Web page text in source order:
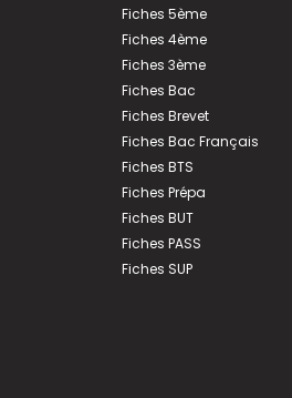
Fiches 5ème
Fiches 4ème
Fiches 3ème
Fiches Bac
Fiches Brevet
Fiches Bac Français
Fiches BTS
Fiches Prépa
Fiches BUT
Fiches PASS
Fiches SUP